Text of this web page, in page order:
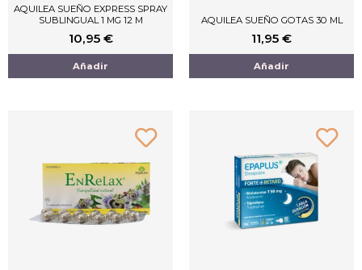
AQUILEA SUEÑO EXPRESS SPRAY
SUBLINGUAL 1 MG 12 M
10,95 €
Añadir
AQUILEA SUEÑO GOTAS 30 ML
11,95 €
Añadir